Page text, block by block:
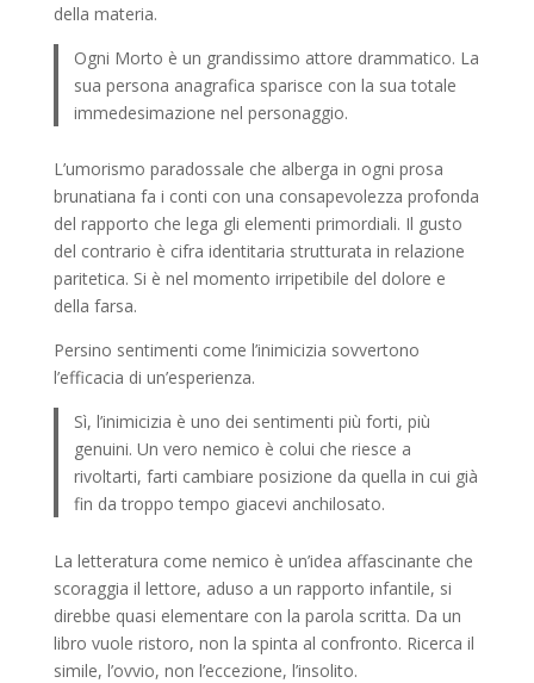
della materia.
Ogni Morto è un grandissimo attore drammatico. La
sua persona anagrafica sparisce con la sua totale
immedesimazione nel personaggio.
L’umorismo paradossale che alberga in ogni prosa
brunatiana fa i conti con una consapevolezza profonda
del rapporto che lega gli elementi primordiali. Il gusto
del contrario è cifra identitaria strutturata in relazione
paritetica. Si è nel momento irripetibile del dolore e
della farsa.
Persino sentimenti come l’inimicizia sovvertono
l’efficacia di un’esperienza.
Sì, l’inimicizia è uno dei sentimenti più forti, più
genuini. Un vero nemico è colui che riesce a
rivoltarti, farti cambiare posizione da quella in cui già
fin da troppo tempo giacevi anchilosato.
La letteratura come nemico è un’idea affascinante che
scoraggia il lettore, aduso a un rapporto infantile, si
direbbe quasi elementare con la parola scritta. Da un
libro vuole ristoro, non la spinta al confronto. Ricerca il
simile, l’ovvio, non l’eccezione, l’insolito.